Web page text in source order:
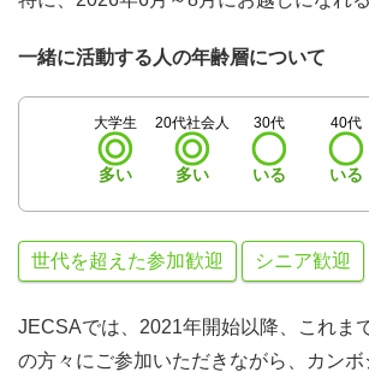
一緒に活動する人の年齢層について
大学生
多い
20代社会人
多い
30代
いる
40代
いる
世代を超えた参加歓迎 シニア歓迎
JECSAでは、2021年開始以降、これま
の方々にご参加いただきながら、カン